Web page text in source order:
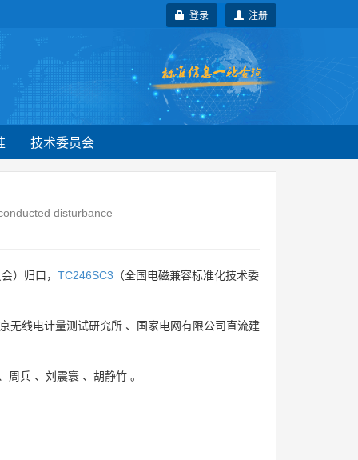
注册
登录
技术委员会
disturbance
）归口， TC246SC3 （全国电磁兼容标准化技术委
无线电计量测试研究所 、 国家电网有限公司直流建
周兵 、 刘震寰 、 胡静竹 。